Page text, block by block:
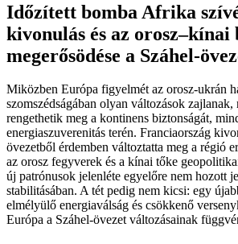
Időzített bomba Afrika
kivonulás és az orosz–kínai
megerősödése a Száhel-
Miközben Európa figyelmét az orosz-ukrán
szomszédságában olyan változások
rengethetik meg a kontinens biztonságát,
energiaszuverenitás terén. Franciaország
övezetből érdemben változtatta meg a régió
az orosz fegyverek és a kínai tőke
új patrónusok jelenléte egyelőre nem hozott
stabilitásában. A tét pedig nem kicsi: egy
elmélyülő energiaválság és csökkenő
Európa a Száhel-övezet változásainak